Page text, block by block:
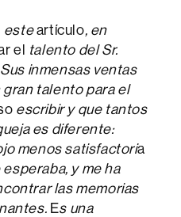
esteartículo, en
el talento del Sr.
Sus inmensas ventas
talento para el
escribir y que tantos
es diferente:
menos satisfactoria
y me ha
las memorias
Es una